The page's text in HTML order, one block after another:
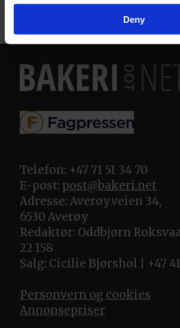
Deny
Telefon: +47 71 51 34 70
E-post: post@bakeri.net
Adresse: Averøyveien 34,
6530 Averøy
Redaktør: Oddbjørn
22 158
Salg: Cicilie Bjørshol | +47
Personvern og cookies
Annonsepriser